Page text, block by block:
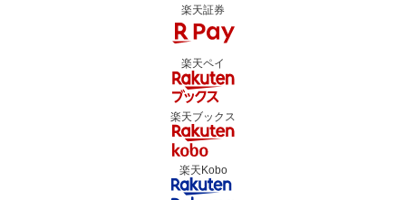
楽天証券
楽天ペイ
楽天ブックス
楽天Kobo